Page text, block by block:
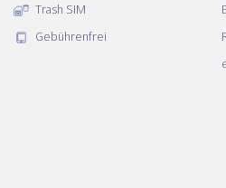
Trash SIM
Gebührenfrei